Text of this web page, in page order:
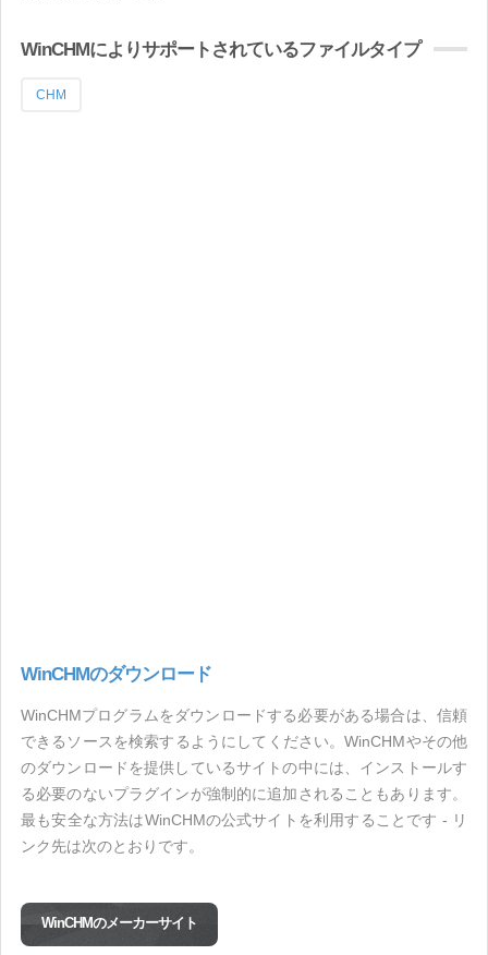
WinCHMによりサポートされているファイルタイプ
CHM
WinCHMのダウンロード
WinCHMプログラムをダウンロードする必要がある場合は、信頼
できるソースを検索するようにしてください。WinCHMやその他
のダウンロードを提供しているサイトの中には、インストールす
る必要のないプラグインが強制的に追加されることもあります。
最も安全な方法はWinCHMの公式サイトを利用することです - リ
ンク先は次のとおりです。
WinCHMのメーカーサイト